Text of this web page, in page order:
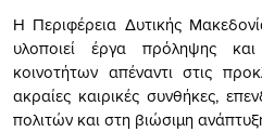
Η Περιφέρεια Δυτικής
υλοποιεί έργα πρόληψης
κοινοτήτων απέναντι στις
ακραίες καιρικές συνθήκες,
πολιτών και στη βιώσιμη